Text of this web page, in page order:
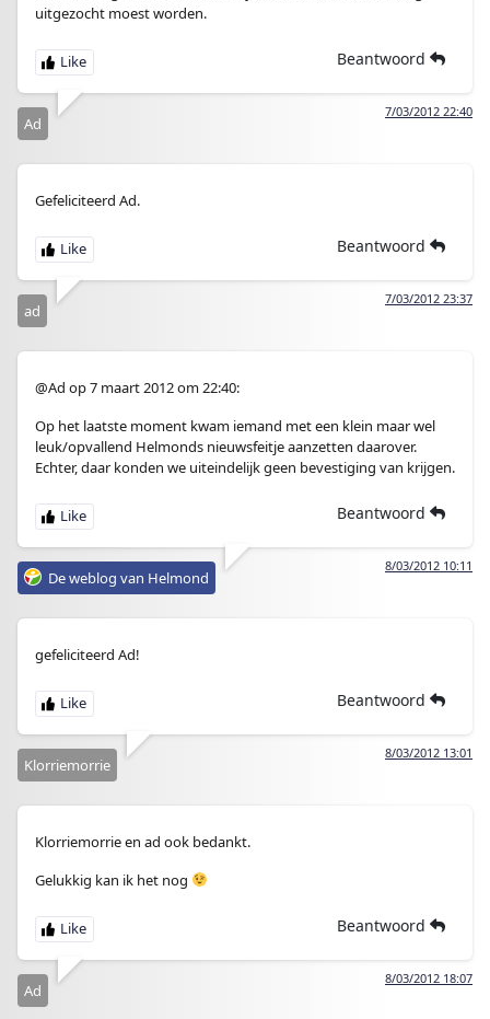
uitgezocht moest worden.
Beantwoord
7/03/2012 22:40
Ad
Gefeliciteerd Ad.
Beantwoord
7/03/2012 23:37
ad
@Ad op 7 maart 2012 om 22:40:
Op het laatste moment kwam iemand met een klein maar wel
leuk/opvallend Helmonds nieuwsfeitje aanzetten daarover.
Echter, daar konden we uiteindelijk geen bevestiging van krijgen.
Beantwoord
8/03/2012 10:11
De weblog van Helmond
gefeliciteerd Ad!
Beantwoord
8/03/2012 13:01
Klorriemorrie
Klorriemorrie en ad ook bedankt.
Gelukkig kan ik het nog
Beantwoord
8/03/2012 18:07
Ad